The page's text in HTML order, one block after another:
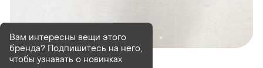
В наличии 1 шт
Вам интересны вещи этого
бренда? Подпишитесь на него,
чтобы узнавать о новинках